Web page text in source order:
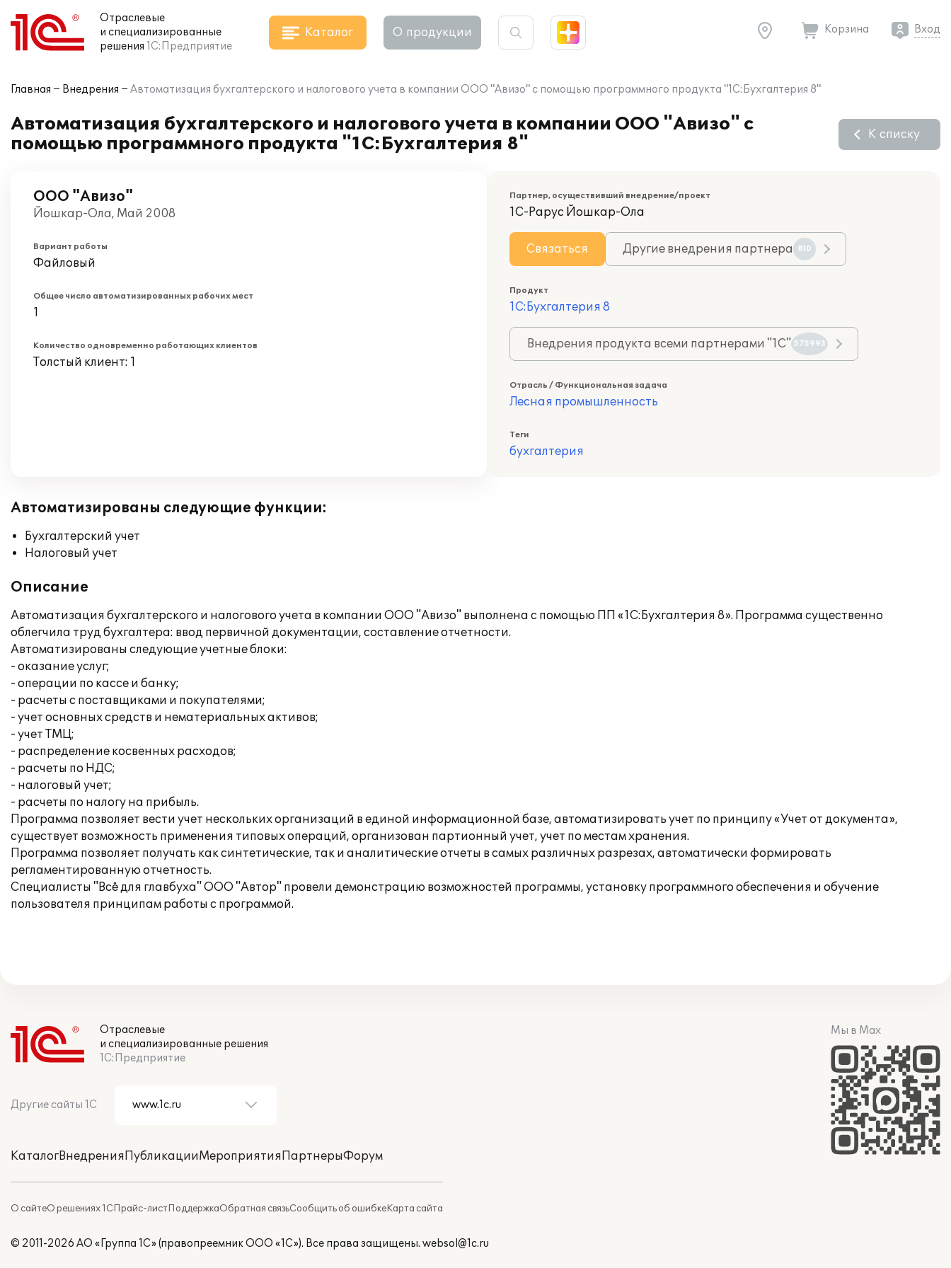
Отраслевые
и специализированные
решения 1С:Предприятие
Каталог О продукции Корзина Вход
Главная Внедрения Автоматизация бухгалтерского и налогового учета в компании ООО "Авизо" с помощью программного продукта "1С:Бухгалтерия 8"
Автоматизация бухгалтерского и налогового учета в компании ООО "Авизо" с
помощью программного продукта "1С:Бухгалтерия 8"
К списку
ООО "Авизо"
Йошкар-Ола, Май 2008
Вариант работы
Файловый
Общее число автоматизированных рабочих мест
1
Количество одновременно работающих клиентов
Толстый клиент: 1
Партнер, осуществивший внедрение/проект
1С-Рарус Йошкар-Ола
Связаться Другие внедрения партнера 810
Продукт
1С:Бухгалтерия 8
Внедрения продукта всеми партнерами "1С" 575993
Отрасль / Функциональная задача
Лесная промышленность
Теги
бухгалтерия
Автоматизированы следующие функции:
Бухгалтерский учет
Налоговый учет
Описание
Автоматизация бухгалтерского и налогового учета в компании ООО "Авизо" выполнена с помощью ПП «1С:Бухгалтерия 8». Программа существенно
облегчила труд бухгалтера: ввод первичной документации, составление отчетности.
Автоматизированы следующие учетные блоки:
- оказание услуг;
- операции по кассе и банку;
- расчеты с поставщиками и покупателями;
- учет основных средств и нематериальных активов;
- учет ТМЦ;
- распределение косвенных расходов;
- расчеты по НДС;
- налоговый учет;
- расчеты по налогу на прибыль.
Программа позволяет вести учет нескольких организаций в единой информационной базе, автоматизировать учет по принципу «Учет от документа»,
существует возможность применения типовых операций, организован партионный учет, учет по местам хранения.
Программа позволяет получать как синтетические, так и аналитические отчеты в самых различных разрезах, автоматически формировать
регламентированную отчетность.
Специалисты "Всё для главбуха" ООО "Автор" провели демонстрацию возможностей программы, установку программного обеспечения и обучение
пользователя принципам работы с программой.
Отраслевые
и специализированные решения
1С:Предприятие
Другие сайты 1С
КаталогВнедренияПубликацииМероприятияПартнерыФорум
О сайтеО решениях 1СПрайс-листПоддержкаОбратная связьСообщить об ошибкеКарта сайта
Мы в Max
© 2011-2026 АО «Группа 1С» (правопреемник ООО «1С»). Все права защищены. websol@1c.ru